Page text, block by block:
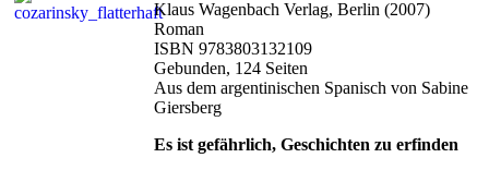
Klaus Wagenbach Verlag, Berlin (2007)
Roman
ISBN 9783803132109
Gebunden, 124 Seiten
Aus dem argentinischen Spanisch von Sabine
Giersberg
Es ist gefährlich, Geschichten zu erfinden